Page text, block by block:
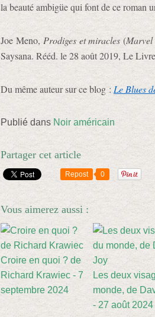
la beauté ambigüe qui font de ce roman
Joe Meno, Prodiges et miracles (Marvel
Saysana. Rééd. le 28 août 2019, Le
Du même auteur sur ce blog : Le Blues
Publié dans Noir américain
Partager cet article
Repost 0
Vous aimerez aussi :
Croire en quoi ? de
Richard Krawiec - 7
septembre 2024
Les deux
monde, de
- 27 août 2024